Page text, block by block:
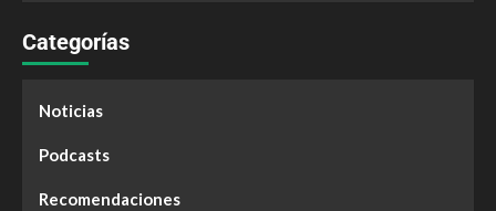
Categorías
Noticias
Podcasts
Recomendaciones